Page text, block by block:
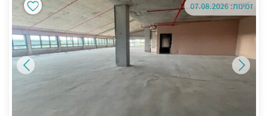
זמינות: 07.08.2026